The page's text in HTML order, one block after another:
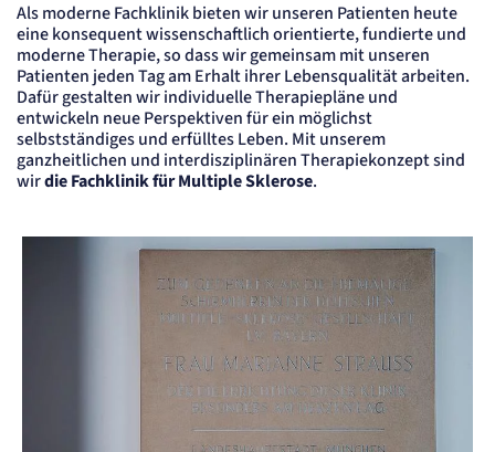
Als moderne Fachklinik bieten wir unseren Patienten heute
eine konsequent wissenschaftlich orientierte, fundierte und
moderne Therapie, so dass wir gemeinsam mit unseren
Patienten jeden Tag am Erhalt ihrer Lebensqualität arbeiten.
Dafür gestalten wir individuelle Therapiepläne und
entwickeln neue Perspektiven für ein möglichst
selbstständiges und erfülltes Leben. Mit unserem
ganzheitlichen und interdisziplinären Therapiekonzept sind
wirdie Fachklinik für Multiple Sklerose.
fe_typo_user
Anbieter:
TYPO3
Zweck:
Dient der Identifizierung eines Anwenders und der besseren Bedienerführung.
Cookie Laufzeit:
Session
Sitzungs-Cookie
Behält die Zustände des Benutzers bei allen Seitenanfragen bei.